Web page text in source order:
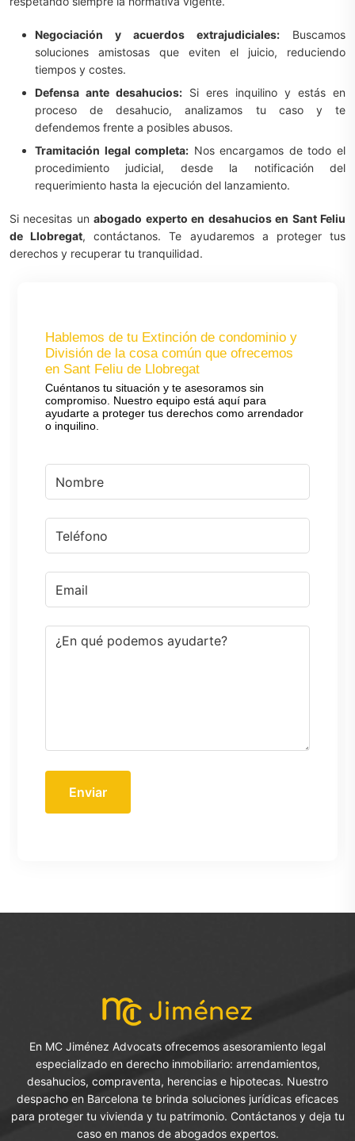
Negociación y acuerdos extrajudiciales: Buscamos
soluciones amistosas que eviten el juicio, reduciendo
tiempos y costes.
Defensa ante desahucios: Si eres inquilino y estás en
proceso de desahucio, analizamos tu caso y te
defendemos frente a posibles abusos.
Tramitación legal completa: Nos encargamos de todo el
procedimiento judicial, desde la notificación del
requerimiento hasta la ejecución del lanzamiento.
Si necesitas unabogado experto en desahucios en Sant Feliu
de Llobregat, contáctanos. Te ayudaremos a proteger tus
derechos y recuperar tu tranquilidad.
Hablemos de tu Extinción de condominio y
División de la cosa común que ofrecemos
en Sant Feliu de Llobregat
Cuéntanos tu situación y te asesoramos sin
compromiso. Nuestro equipo está aquí para
ayudarte a proteger tus derechos como arrendador
o inquilino.
Enviar
En MC Jiménez Advocats ofrecemos asesoramiento legal
especializado en derecho inmobiliario: arrendamientos,
desahucios, compraventa, herencias e hipotecas. Nuestro
despacho en Barcelona te brinda soluciones jurídicas eficaces
para proteger tu vivienda y tu patrimonio. Contáctanos y deja tu
caso en manos de abogados expertos.